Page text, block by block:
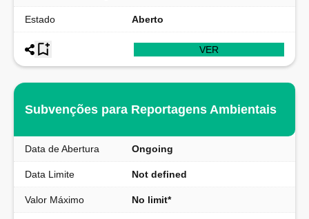
Estado Aberto
VER
Subvenções para Reportagens Ambientais
Data de Abertura Ongoing
Data Limite Not defined
Valor Máximo No limit*